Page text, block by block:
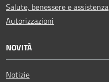
Salute, benessere e assistenza
Autorizzazioni
NOVITÀ
Notizie